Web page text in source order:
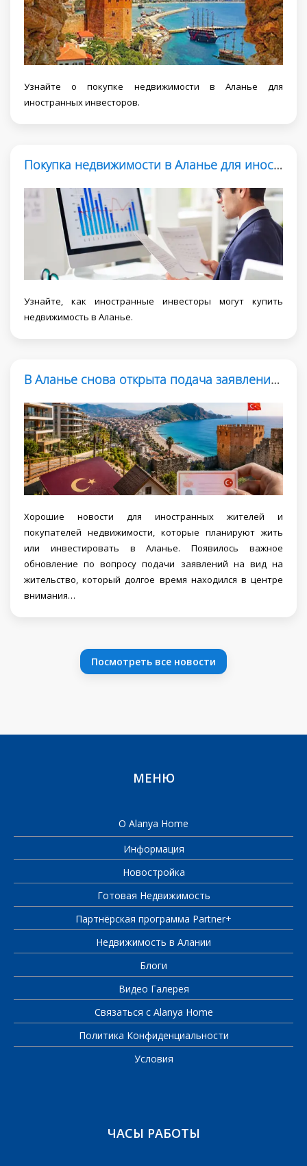
Узнайте о покупке недвижимости в Аланье для
иностранных инвесторов.
Покупка недвижимости в Аланье для иностранных инвесторов
Узнайте, как иностранные инвесторы могут купить
недвижимость в Аланье.
В Аланье снова открыта подача заявлений на ВНЖ
Хорошие новости для иностранных жителей и
покупателей недвижимости, которые планируют жить
или инвестировать в Аланье. Появилось важное
обновление по вопросу подачи заявлений на вид на
жительство, который долгое время находился в центре
внимания…
Посмотреть все новости
МЕНЮ
О Alanya Home
Информация
Новостройка
Готовая Недвижимость
Партнёрская программа Partner+
Недвижимость в Алании
Блоги
Видео Галерея
Связаться с Alanya Home
Политика Конфиденциальности
Условия
ЧАСЫ РАБОТЫ